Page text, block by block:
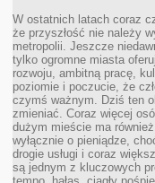
W ostatnich latach coraz
że przyszłość nie należy
metropolii. Jeszcze
tylko ogromne miasta
rozwoju, ambitną pracę,
poziomie i poczucie, że
czymś ważnym. Dziś ten
zmieniać. Coraz więcej
dużym mieście ma
wyłącznie o pieniądze,
drogie usługi i coraz
są jednym z kluczowych